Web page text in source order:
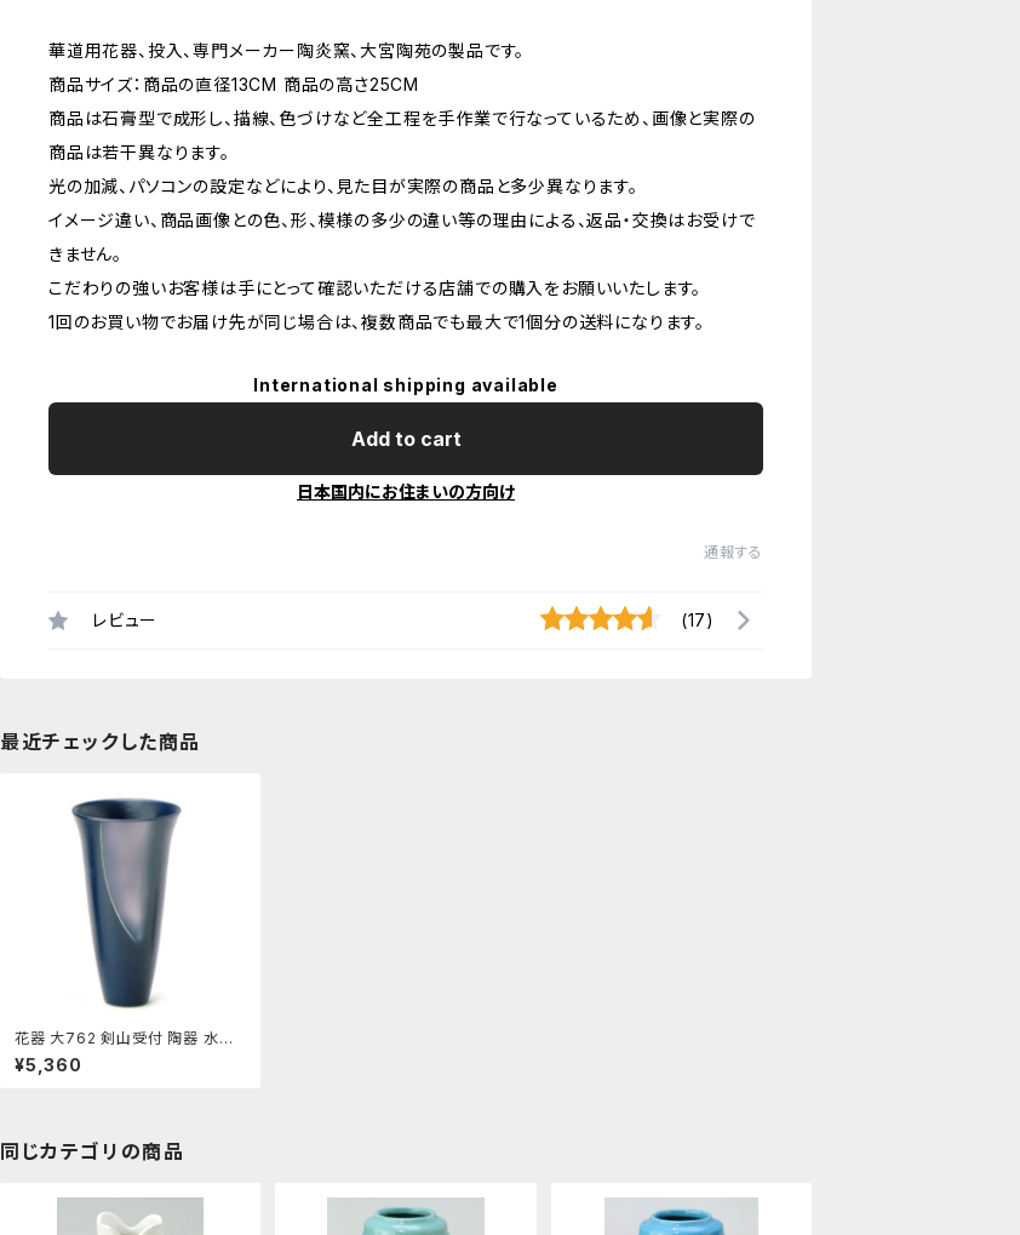
華道用花器、投入、専門メーカー陶炎窯、大宮陶苑の製品です。
商品サイズ：商品の直径13CM 商品の高さ25CM
商品は石膏型で成形し、描線、色づけなど全工程を手作業で行なっているため、画像と実際の
商品は若干異なります。
光の加減、パソコンの設定などにより、見た目が実際の商品と多少異なります。
イメージ違い、商品画像との色、形、模様の多少の違い等の理由による、返品・交換はお受けで
きません。
こだわりの強いお客様は手にとって確認いただける店舗での購入をお願いいたします。
1回のお買い物でお届け先が同じ場合は、複数商品でも最大で1個分の送料になります。
International shipping available
Add to cart
日本国内にお住まいの方向け
通報する
レビュー (17)
最近チェックした商品
花器 大762 剣山受付 陶器 水盤
花瓶 フラワーベース
¥5,360
同じカテゴリの商品